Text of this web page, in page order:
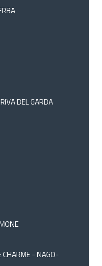
DEL GARDA
CHARME - NAGO-